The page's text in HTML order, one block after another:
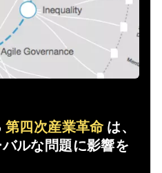
第四次産業革命 は、
ルな問題に影響を